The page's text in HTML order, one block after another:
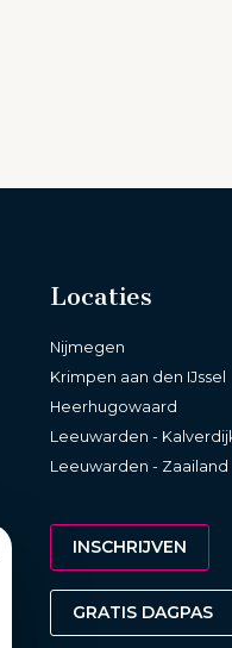
Locaties
Nijmegen
Krimpen aan den IJssel
Heerhugowaard
Leeuwarden -
Leeuwarden - Zaailand
INSCHRIJVEN
GRATIS DAGPAS